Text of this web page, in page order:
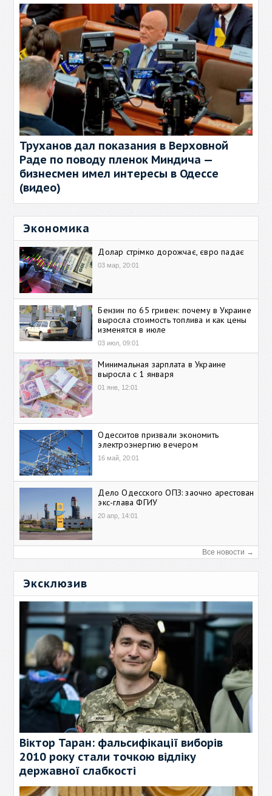
Труханов дал показания в Верховной
Раде по поводу пленок Миндича —
бизнесмен имел интересы в Одессе
(видео)
Экономика
Долар стрімко дорожчає, євро падає
03 мар, 20:01
Бензин по 65 гривен: почему в Украине
выросла стоимость топлива и как цены
изменятся в июле
03 июл, 09:01
Минимальная зарплата в Украине
выросла с 1 января
01 янв, 12:01
Одесситов призвали экономить
электроэнергию вечером
16 май, 20:01
Дело Одесского ОПЗ: заочно арестован
экс-глава ФГИУ
20 апр, 14:01
Все новости →
Эксклюзив
Віктор Таран: фальсифікації виборів
2010 року стали точкою відліку
державної слабкості